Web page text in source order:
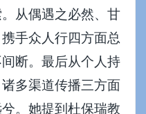
从偶遇之必然、甘
手众人行四方面总
断。最后从个人持
多渠道传播三方面
。她提到杜保瑞教